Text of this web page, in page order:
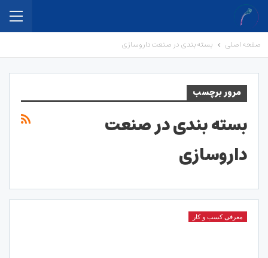
صفحه اصلی بسته بندی در صنعت داروسازی
مرور برچسب
بسته بندی در صنعت
داروسازی
معرفی کسب و کار